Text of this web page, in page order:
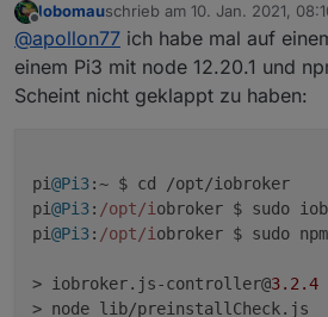
@Feuersturmnoch
redis?
Ich verstehe die Frage
sich deine Frage?
Offline
lobomauschrieb am 10. Jan. 2021,
zuletzt editiert von
@apollon77 ich habe mal auf
einem Pi3 mit node 12.20.1 und
Scheint nicht geklappt zu haben:
pi@Pi3:~ $ cd /opt/iobroker
pi@Pi3: /opt/i obroker $ sudo
pi@Pi3: /opt/i obroker $ sudo
> iobroker. js-controller@3.2 .4
> node lib/preinstallCheck. js